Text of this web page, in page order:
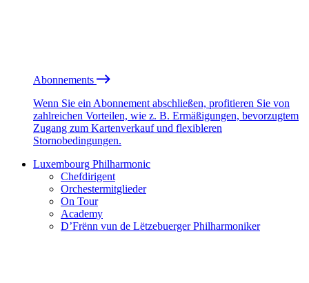
Abonnements
Wenn Sie ein Abonnement abschließen, profitieren Sie von
zahlreichen Vorteilen, wie z. B. Ermäßigungen, bevorzugtem
Zugang zum Kartenverkauf und flexibleren
Stornobedingungen.
Luxembourg Philharmonic
Chefdirigent
Orchestermitglieder
On Tour
Academy
D’Frënn vun de Lëtzebuerger Philharmoniker